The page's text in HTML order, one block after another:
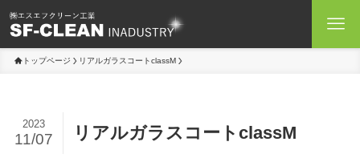
トップページ リアルガラスコートclassM
リアルガラスコートclassM
2023
11/07